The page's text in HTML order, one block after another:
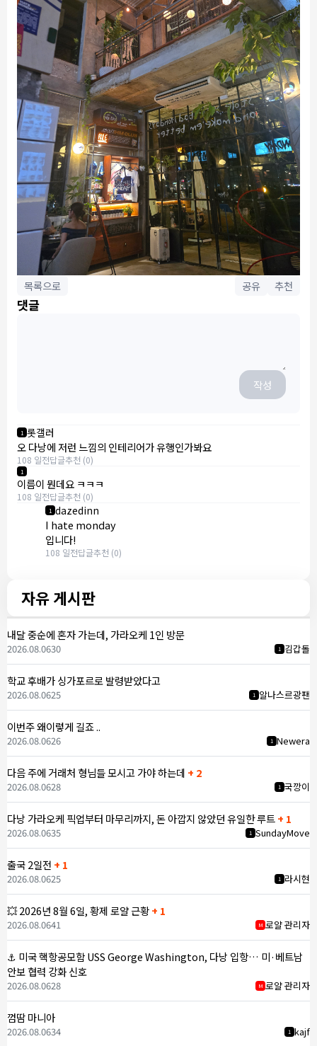
목록으로 공유 추천
댓글
작성
1 롯갤러
오 다낭에 저런 느낌의 인테리어가 유행인가봐요
108 일전답글추천 (0)
1
이름이 뭔데요 ㅋㅋㅋ
108 일전답글추천 (0)
1 dazedinn
I hate monday
입니다!
108 일전답글추천 (0)
자유 게시판
내달 중순에 혼자 가는데, 가라오케 1인 방문
1 김갑돌
2026.08.0630
학교 후배가 싱가포르로 발령받았다고
1 알나스르광팬
2026.08.0625
이번주 왜이렇게 길죠 ..
1 Newera
2026.08.0626
다음 주에 거래처 형님들 모시고 가야 하는데 + 2
1 국깡이
2026.08.0628
다낭 가라오케 픽업부터 마무리까지, 돈 아깝지 않았던 유일한 루트+ 1
1 SundayMove
2026.08.0635
출국 2일전 + 1
1 라시현
2026.08.0625
💥 2026년 8월 6일, 황제 로얄 근황+ 1
M 로얄 관리자
2026.08.0641
⚓ 미국 핵항공모함 USS George Washington, 다낭 입항… 미·베트남
안보 협력 강화 신호
M 로얄 관리자
2026.08.0628
껌땀 마니아
1 kajf
2026.08.0634